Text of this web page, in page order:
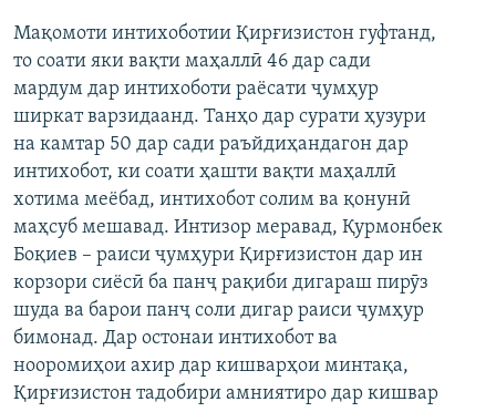
ҶаҳишОСИЁИ МАРКАЗӢ
ФАРҲАНГ
МЕҲМОНИ ОЗОДӢ
ВАРЗИШ
ҶАНГ ДАР УКРАИНА
НАЗАРИ МАРДУМ
БЛОГИСТОН
ОЗОДӢ ОНЛАЙН
ЧАНДРАСОНАӢ
ВИДЕО
НИГОРИСТОН
ГУЗОРИШҲОИ РАДИОӢ
РӮЙХАТҲО
КИТОБҲОИ ОЗОДӢ
Русский
ПАЙГИРӢ КУНЕД
Мақомоти интихоботии Қирғизистон гуфтанд,
то соати яки вақти маҳаллӣ 46 дар сади
мардум дар интихоботи раёсати ҷумҳур
ширкат варзидаанд. Танҳо дар сурати ҳузури
на камтар 50 дар сади раъйдиҳандагон дар
интихобот, ки соати ҳашти вақти маҳаллӣ
хотима меёбад, интихобот солим ва қонунӣ
маҳсуб мешавад. Интизор меравад, Қурмонбек
Боқиев – раиси ҷумҳури Қирғизистон дар ин
корзори сиёсӣ ба панҷ рақиби дигараш пирӯз
шуда ва барои панҷ соли дигар раиси ҷумҳур
бимонад. Дар остонаи интихобот ва
нооромиҳои ахир дар кишварҳои минтақа,
Қирғизистон тадобири амниятиро дар кишвар